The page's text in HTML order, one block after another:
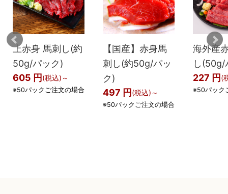
上赤身 馬刺し(約
50g/パック)
605 円(税込)～
※50パックご注文の場合
【国産】赤身馬
刺し(約50g/パッ
ク)
497 円(税込)～
※50パックご注文の場合
海外産
し(50g/
227 円(
※50パック